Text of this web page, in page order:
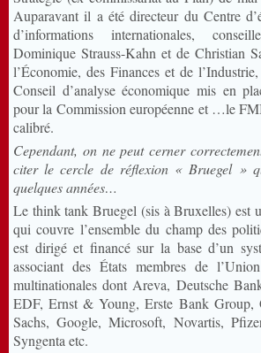
Auparavant il a été directeur du Centre
d’informations internationales,
Dominique Strauss-Kahn et de Christian
l’Économie, des Finances et de
Conseil d’analyse économique mis en
pour la Commission européenne et …le
calibré.
Cependant, on ne peut cerner
citer le cercle de réflexion « Bruegel »
quelques années…
Le think tank Bruegel (sis à Bruxelles) est
qui couvre l’ensemble du champ des
est dirigé et financé sur la base d’un
associant des États membres de
multinationales dont Areva, Deutsche
EDF, Ernst & Young, Erste Bank Group,
Sachs, Google, Microsoft, Novartis,
Syngenta etc.